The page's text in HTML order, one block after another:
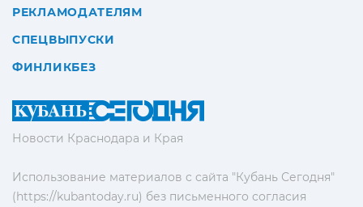
Новости Краснодара и Края
Использование материалов с сайта "Кубань Сегодня"
(https://kubantoday.ru) без письменного согласия
РЕКЛАМОДАТЕЛЯМ
СПЕЦВЫПУСКИ
ФИНЛИКБЕЗ